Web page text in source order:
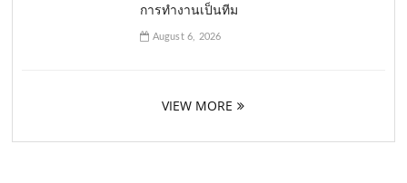
การทำงานเป็นทีม
August 6, 2026
VIEW MORE